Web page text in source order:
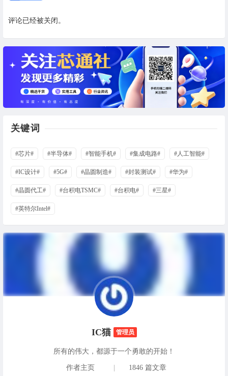
评论已经被关闭。
关键词
#芯片# #半导体# #智能手机# #集成电路# #人工智能#
#IC设计# #5G# #晶圆制造# #封装测试# #华为#
#晶圆代工# #台积电TSMC# #台积电# #三星#
#英特尔Intel#
IC猫 管理员
所有的伟大，都源于一个勇敢的开始！
作者主页 1846 篇文章